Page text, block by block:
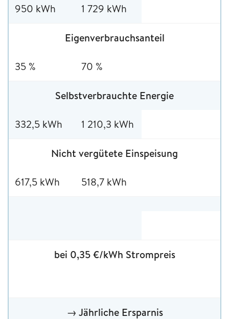
950 kWh 1 729 kWh
Eigenverbrauchsanteil
35 % 70 %
Selbstverbrauchte Energie
332,5 kWh 1 210,3 kWh
Nicht vergütete Einspeisung
617,5 kWh 518,7 kWh
bei 0,35 €/kWh Strompreis
→ Jährliche Ersparnis